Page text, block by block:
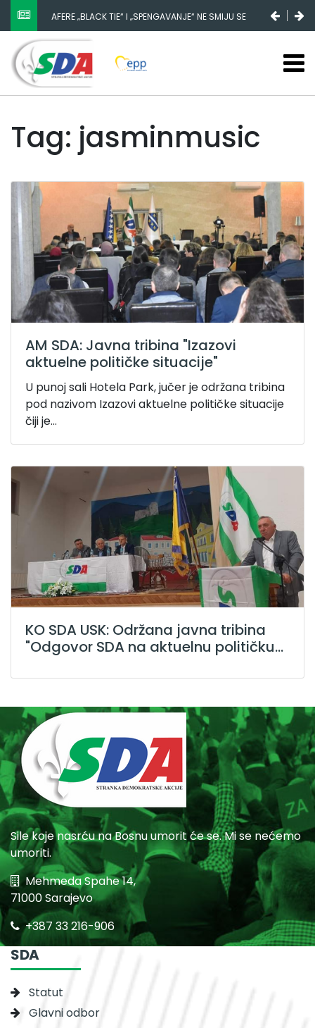
AFERE „BLACK TIE“ I „SPENGAVANJE“ NE SMIJU SE
ZATAŠKATI
Tag: jasminmusic
AM SDA: Javna tribina "Izazovi
aktuelne političke situacije"
U punoj sali Hotela Park, jučer je održana tribina
pod nazivom Izazovi aktuelne političke situacije
čiji je...
KO SDA USK: Održana javna tribina
"Odgovor SDA na aktuelnu političku...
Sile koje nasrću na Bosnu umorit će se. Mi se nećemo
umoriti.
Mehmeda Spahe 14,
71000 Sarajevo
+387 33 216-906
SDA
Statut
Glavni odbor